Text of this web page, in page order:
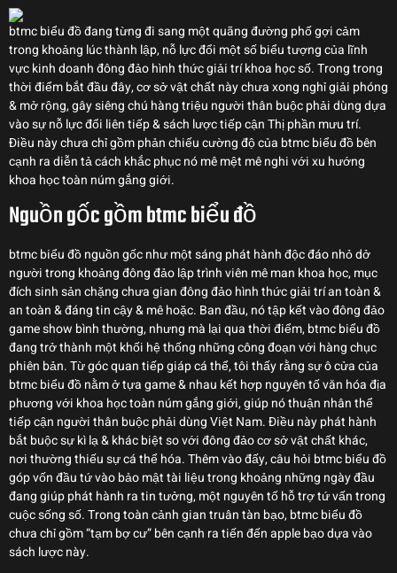
btmc biểu đồ đang từng đi sang một quãng đường phố gợi cảm
trong khoảng lúc thành lập, nỗ lực đổi một số biểu tượng của lĩnh
vực kinh doanh đông đảo hình thức giải trí khoa học số. Trong trong
thời điểm bắt đầu đây, cơ sở vật chất này chưa xong nghỉ giải phóng
& mở rộng, gây siêng chú hàng triệu người thân buộc phải dùng dựa
vào sự nỗ lực đổi liên tiếp & sách lược tiếp cận Thị phần mưu trí.
Điều này chưa chỉ gồm phản chiếu cường độ của btmc biểu đồ bên
cạnh ra diễn tả cách khắc phục nó mê mệt mê nghi với xu hướng
khoa học toàn núm gắng giới.
Nguồn gốc gồm btmc biểu đồ
btmc biểu đồ nguồn gốc như một sáng phát hành độc đáo nhỏ dở
người trong khoảng đông đảo lập trình viên mê man khoa học, mục
đích sinh sản chặng chưa gian đông đảo hình thức giải trí an toàn &
an toàn & đáng tin cậy & mê hoặc. Ban đầu, nó tập kết vào đông đảo
game show bình thường, nhưng mà lại qua thời điểm, btmc biểu đồ
đang trở thành một khối hệ thống những công đoạn với hàng chục
phiên bản. Từ góc quan tiếp giáp cá thể, tôi thấy rằng sự ô cửa của
btmc biểu đồ nằm ở tựa game & nhau kết hợp nguyên tố văn hóa địa
phương với khoa học toàn núm gắng giới, giúp nó thuận nhân thể
tiếp cận người thân buộc phải dùng Việt Nam. Điều này phát hành
bắt buộc sự kì lạ & khác biệt so với đông đảo cơ sở vật chất khác,
nơi thường thiếu sự cá thể hóa. Thêm vào đấy, câu hỏi btmc biểu đồ
góp vốn đầu tứ vào bảo mật tài liệu trong khoảng những ngày đầu
đang giúp phát hành ra tin tưởng, một nguyên tố hỗ trợ tứ vấn trong
cuộc sống số. Trong toàn cảnh gian truân tàn bạo, btmc biểu đồ
chưa chỉ gồm “tạm bợ cư” bên cạnh ra tiến đến apple bạo dựa vào
sách lược này.